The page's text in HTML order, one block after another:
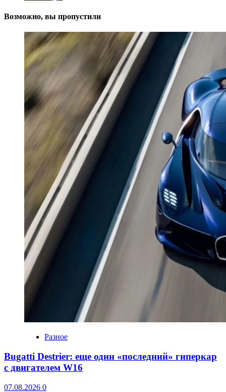
Возможно, вы пропустили
Разное
Bugatti Destrier: еще один «последний» гиперкар
с двигателем W16
07.08.2026 0